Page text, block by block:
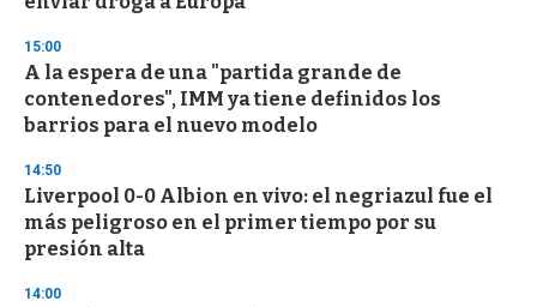
o
d
s
15:00
A la espera de una "partida grande de
contenedores", IMM ya tiene definidos los
barrios para el nuevo modelo
14:50
Liverpool 0-0 Albion en vivo: el negriazul fue el
más peligroso en el primer tiempo por su
presión alta
14:00